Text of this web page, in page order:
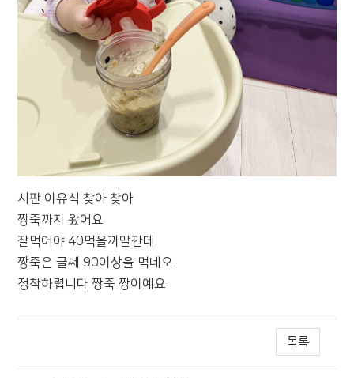
시판 이유식 찾아 찾아
짱죽까지 왔어요
잘먹어야 40먹을까말깐데
짱죽은 글쎄 90이상을 먹네오
정착하렵니다 짱죽 짱이예요
목록